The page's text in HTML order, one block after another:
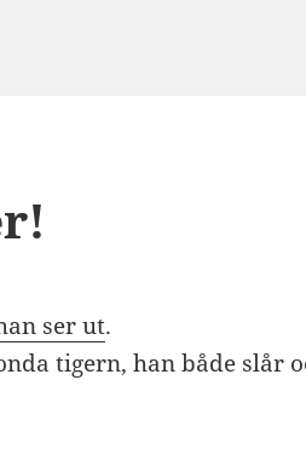
ser ut.
tigern, han både slår